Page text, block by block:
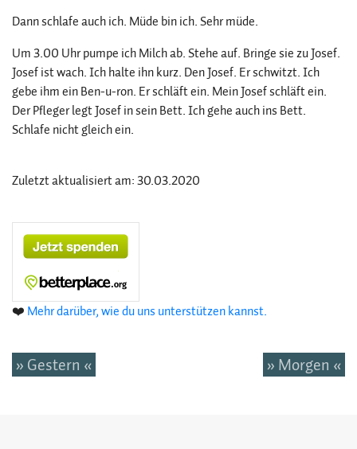
Dann schlafe auch ich. Müde bin ich. Sehr müde.
Um 3.00 Uhr pumpe ich Milch ab. Stehe auf. Bringe sie zu Josef.
Josef ist wach. Ich halte ihn kurz. Den Josef. Er schwitzt. Ich
gebe ihm ein Ben-u-ron. Er schläft ein. Mein Josef schläft ein.
Der Pfleger legt Josef in sein Bett. Ich gehe auch ins Bett.
Schlafe nicht gleich ein.
Zuletzt aktualisiert am: 30.03.2020
❤️ Mehr darüber, wie du uns unterstützen kannst.
» Gestern « » Morgen «